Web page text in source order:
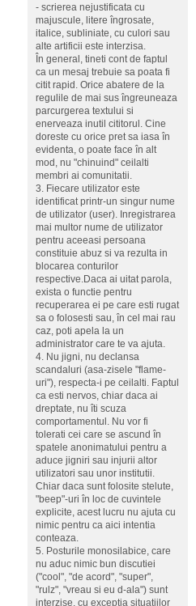
- scrierea nejustificata cu
majuscule, litere îngrosate,
italice, subliniate, cu culori sau
alte artificii este interzisa.
În general, tineti cont de faptul
ca un mesaj trebuie sa poata fi
citit rapid. Orice abatere de la
regulile de mai sus îngreuneaza
parcurgerea textului si
enerveaza inutil cititorul. Cine
doreste cu orice pret sa iasa în
evidenta, o poate face în alt
mod, nu "chinuind" ceilalti
membri ai comunitatii.
3. Fiecare utilizator este
identificat printr-un singur nume
de utilizator (user). Inregistrarea
mai multor nume de utilizator
pentru aceeasi persoana
constituie abuz si va rezulta in
blocarea conturilor
respective.Daca ai uitat parola,
exista o functie pentru
recuperarea ei pe care esti rugat
sa o folosesti sau, în cel mai rau
caz, poti apela la un
administrator care te va ajuta.
4. Nu jigni, nu declansa
scandaluri (asa-zisele "flame-
uri"), respecta-i pe ceilalti. Faptul
ca esti nervos, chiar daca ai
dreptate, nu îti scuza
comportamentul. Nu vor fi
tolerati cei care se ascund în
spatele anonimatului pentru a
aduce jigniri sau injurii altor
utilizatori sau unor institutii.
Chiar daca sunt folosite stelute,
"beep"-uri în loc de cuvintele
explicite, acest lucru nu ajuta cu
nimic pentru ca aici intentia
conteaza.
5. Posturile monosilabice, care
nu aduc nimic bun discutiei
("cool", "de acord", "super",
"rulz", "vreau si eu d-ala") sunt
interzise, cu exceptia situatiilor